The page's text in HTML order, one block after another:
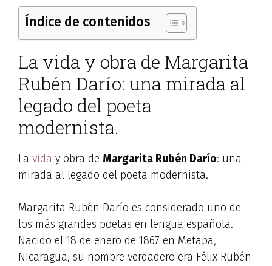
Índice de contenidos
La vida y obra de Margarita
Rubén Darío: una mirada al
legado del poeta
modernista.
La vida y obra de Margarita Rubén Darío: una
mirada al legado del poeta modernista.
Margarita Rubén Darío es considerado uno de
los más grandes poetas en lengua española.
Nacido el 18 de enero de 1867 en Metapa,
Nicaragua, su nombre verdadero era Félix Rubén